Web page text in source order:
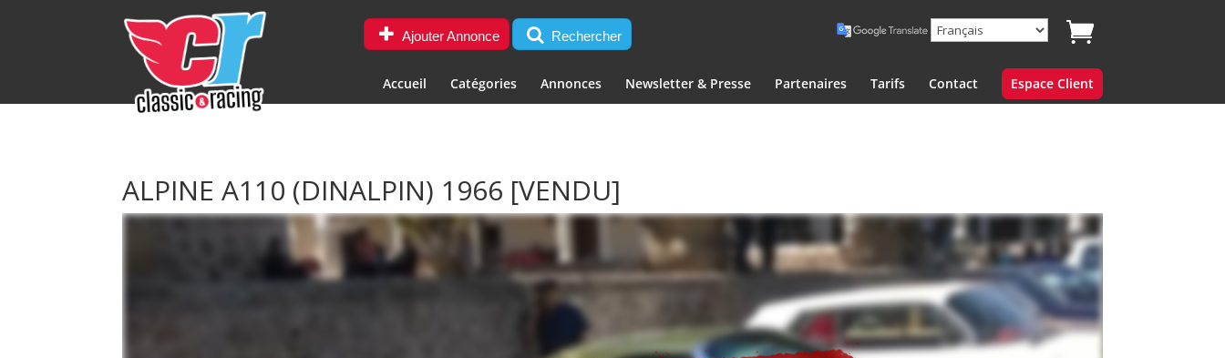
Ajouter Annonce Rechercher
Accueil Catégories Annonces Newsletter & Presse Partenaires Tarifs Contact Espace Client
ALPINE A110 (DINALPIN) 1966 [VENDU]